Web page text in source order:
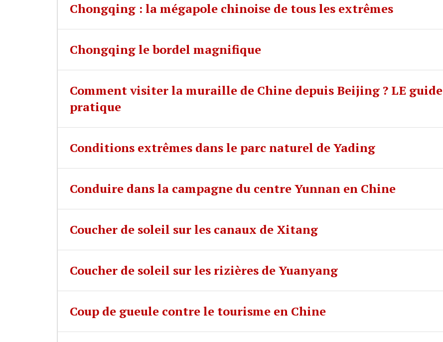
Chongqing : la mégapole chinoise de tous les extrêmes
Chongqing le bordel magnifique
Comment visiter la muraille de Chine depuis Beijing ? LE guide
pratique
Conditions extrêmes dans le parc naturel de Yading
Conduire dans la campagne du centre Yunnan en Chine
Coucher de soleil sur les canaux de Xitang
Coucher de soleil sur les rizières de Yuanyang
Coup de gueule contre le tourisme en Chine